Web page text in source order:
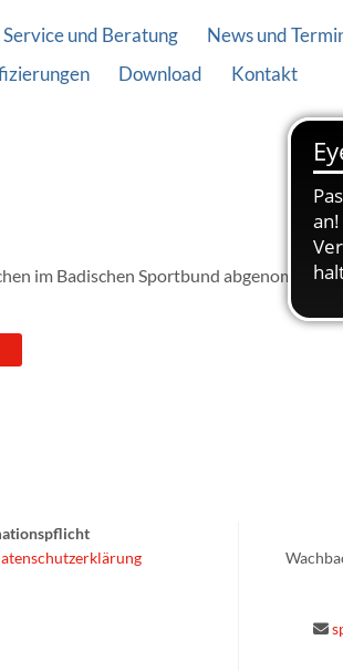
Service und Beratung News und
Download Kontakt
im Badischen Sportbund abgenommen
